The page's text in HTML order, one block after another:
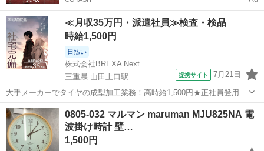
≪月収35万円・派遣社員≫検査・検品
時給1,500円
日払い
株式会社BREXA Next
三重県 山田上口駅
提携サイト 7月21日
大手メーカーでタイヤの成型加工業務！高時給1,500円★正社員登用制
度あり！ワンルーム寮完備！マイカー通勤OK！無料駐車場あり！《三
重県伊勢市》 人気の工場のお仕事 ◇タイヤの製造◇ トラック・バ
ス・RV車用を中心とした...
三重 伊勢市 山田上口駅 その他
0805-032 マルマン maruman MJU825NA 電
波掛け時計 壁…
1,500円